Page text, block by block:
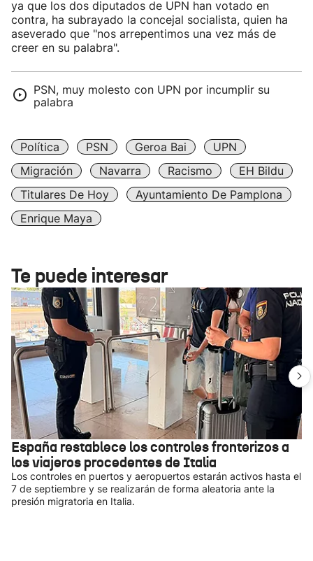
ya que los dos diputados de UPN han votado en
contra, ha subrayado la concejal socialista, quien ha
aseverado que "nos arrepentimos una vez más de
creer en su palabra".
PSN, muy molesto con UPN por incumplir su
palabra
Política PSN Geroa Bai
UPN
Migración
Navarra Racismo
EH Bildu
Titulares De Hoy
Ayuntamiento De Pamplona
Enrique Maya
Te puede interesar
España restablece los controles fronterizos a
los viajeros procedentes de Italia
Los controles en puertos y aeropuertos estarán activos hasta el
7 de septiembre y se realizarán de forma aleatoria ante la
presión migratoria en Italia.